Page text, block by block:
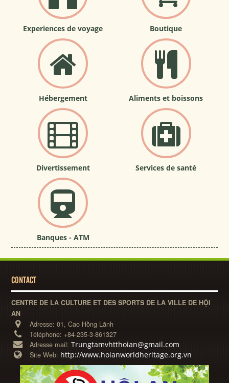
Experiences de voyage Boutique
Hébergement Aliments et boissons
Divertissement Services de santé
Banques - ATM
CONTACT
CENTRE DE LA CULTURE ET DES SPORTS DE LA VILLE DE HỘI
AN
Adresse:01, Cao Hồng Lãnh
Téléphone:+84-235-3-861327
Adresse mail:Trungtamvhtthoian@gmail.com
Site Web: http://www.hoianworldheritage.org.vn